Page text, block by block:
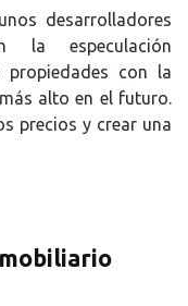
desarrolladores
la especulación
con la
alto en el futuro.
precios y crear una